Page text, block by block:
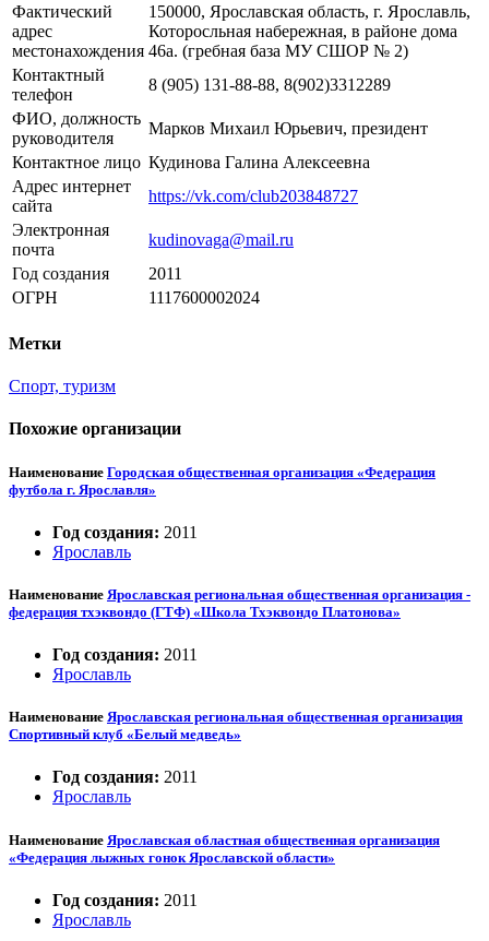
Фактический
адрес
местонахождения
150000, Ярославская область, г. Ярославль,
Которосльная набережная, в районе дома
46а. (гребная база МУ СШОР № 2)
Контактный
телефон
8 (905) 131-88-88, 8(902)3312289
ФИО, должность
руководителя
Марков Михаил Юрьевич, президент
Контактное лицо Кудинова Галина Алексеевна
Адрес интернет
сайта
https://vk.com/club203848727
Электронная
почта
kudinovaga@mail.ru
Год создания
2011
ОГРН
1117600002024
Метки
Спорт, туризм
Похожие организации
Наименование Городская общественная организация «Федерация
футбола г. Ярославля»
Год создания: 2011
Ярославль
Наименование Ярославская региональная общественная организация -
федерация тхэквондо (ГТФ) «Школа Тхэквондо Платонова»
Год создания: 2011
Ярославль
Наименование Ярославская региональная общественная организация
Спортивный клуб «Белый медведь»
Год создания: 2011
Ярославль
Наименование Ярославская областная общественная организация
«Федерация лыжных гонок Ярославской области»
Год создания: 2011
Ярославль